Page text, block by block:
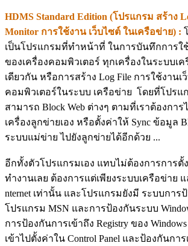
HDMS Standard Edition (โปรแกรม สร้าง
Monitor การใช้งาน เว็บไซต์ ในเครือข่าย) :
เป็นโปรแกรมที่ทำหน้าที่ ในการบันทึกการใ
ของเครื่องคอมพิวเตอร์ ทุกเครื่องในระบบเ
เดียวกัน หรือการสร้าง Log File การใช้งานเ
คอมพิวเตอร์ในระบบ เครือข่าย โดยที่โปรแ
สามารถ Block Web ต่างๆ ตามที่เราต้องกา
เครื่องลูกข่ายเอง หรือตั้งค่าให้ Sync ข้อมูล
ระบบแม่ข่าย ไปยังลูกข่ายได้อีกด้วย ...
อีกทั้งตัวโปรแกรมเอง แทบไม่ต้องการการตั้
ทำงานเลย ต้องการแต่เพียงระบบเครือข่าย
nternet เท่านั้น และโปรแกรมยังมี ระบบการ
โปรแกรม MSN และการป้องกันระบบ
การป้องกันการเข้าถึง Registry ของ
เข้าไปตั้งค่าใน Control Panel และป้องกันการ